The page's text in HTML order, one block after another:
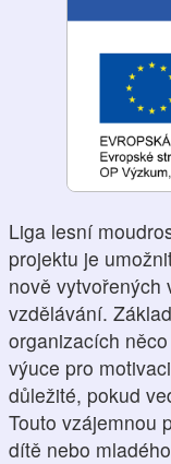
Liga lesní
projektu je
nově
vzdělávání.
organizacích
výuce pro
důležité, pokud
Touto vzájemnou
dítě nebo